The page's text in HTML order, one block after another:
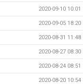
2020-09-10 10:01
2020-09-05 18:20
2020-08-31 11:48
2020-08-27 08:30
2020-08-24 08:51
2020-08-20 10:54